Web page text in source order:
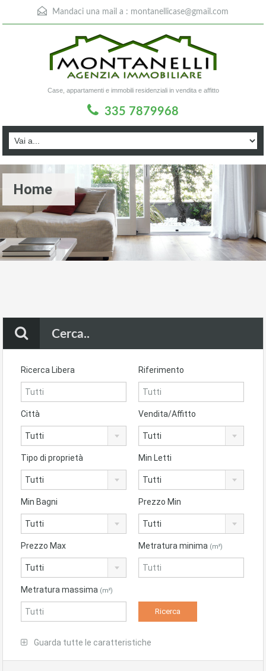
Mandaci una mail a : montanellicase@gmail.com
Case, appartamenti e immobili residenziali in vendita e affitto
335 7879968
Home
Cerca..
Ricerca Libera Riferimento
Città
Tutti
Vendita/Affitto
Tutti
Tipo di proprietà
Tutti
Min Letti
Tutti
Min Bagni
Tutti
Prezzo Min
Tutti
Prezzo Max
Tutti
Metratura minima (m²)
Metratura massima (m²)
Guarda tutte le caratteristiche